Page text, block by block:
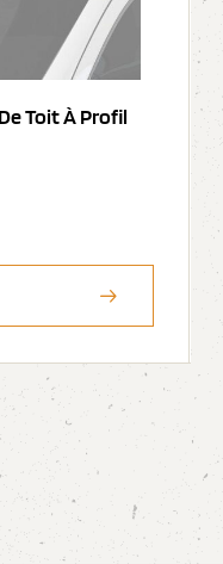
Toit À Profil